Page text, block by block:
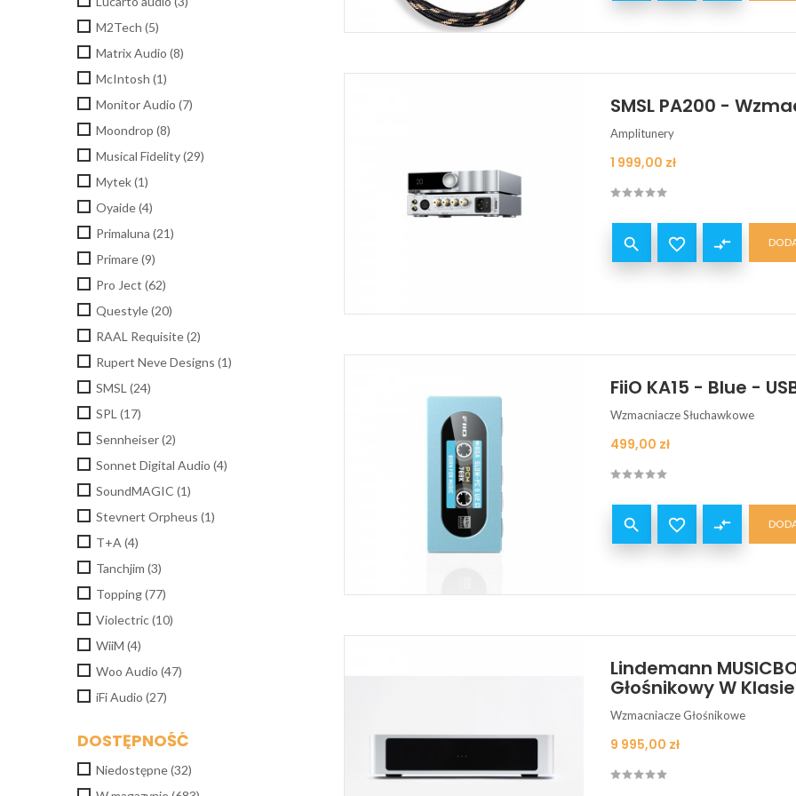
M2Tech (5)
Matrix Audio (8)
McIntosh (1)
Monitor Audio (7)
Moondrop (8)
Musical Fidelity(29)
Mytek(1)
Oyaide(4)
Primaluna (21)
Primare(9)
Pro Ject (62)
Questyle(20)
RAAL Requisite(2)
Rupert Neve Designs (1)
SMSL (24)
SPL (17)
Sennheiser(2)
Sonnet Digital Audio (4)
SoundMAGIC (1)
Stevnert Orpheus (1)
T+A (4)
Tanchjim (3)
Topping(77)
Violectric(10)
WiiM (4)
Woo Audio (47)
iFi Audio (27)
DOSTĘPNOŚĆ
Niedostępne(32)
SMSL PA200 -
Amplitunery
Cena
1 999,00 zł
  compare_arrows
FiiO KA15 - Blue -
Wzmacniacze Słuchawkowe
Cena
499,00 zł
  compare_arrows
Lindemann
Głośnikowy W
Wzmacniacze Głośnikowe
Cena
9 995,00 zł